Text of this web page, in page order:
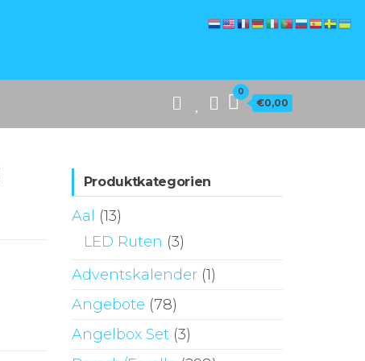
0
€0,00
Produktkategorien
Aal
(13)
LED Ruten (3)
Adventskalender (1)
Angebote (78)
Angelbox Set (3)